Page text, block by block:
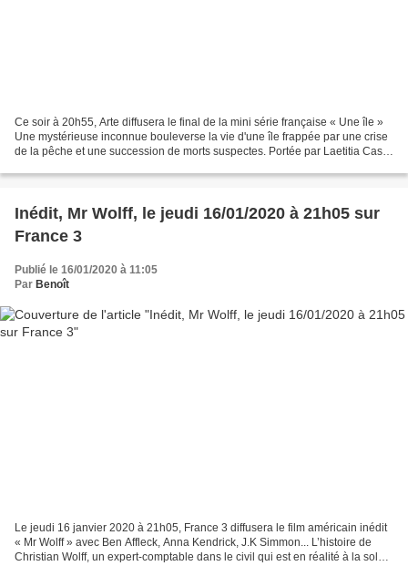
Ce soir à 20h55, Arte diffusera le final de la mini série française « Une île »
Une mystérieuse inconnue bouleverse la vie d'une île frappée par une crise
de la pêche et une succession de morts suspectes. Portée par Laetitia Casta
Inédit, Mr Wolff, le jeudi 16/01/2020 à 21h05 sur
France 3
Publié le 16/01/2020 à 11:05
Par Benoît
Le jeudi 16 janvier 2020 à 21h05, France 3 diffusera le film américain inédit
« Mr Wolff » avec Ben Affleck, Anna Kendrick, J.K Simmon... L’histoire de
Christian Wolff, un expert-comptable dans le civil qui est en réalité à la solde